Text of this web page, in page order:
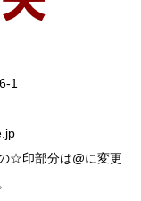
1
☆印部分は@に変更